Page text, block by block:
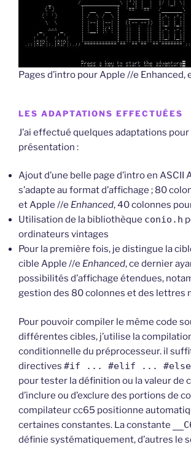
Pages d’intro pour Apple //e Enhanced,
LES ADAPTATIONS EFFECTUÉES
J’ai effectué quelques adaptations
présentation :
Ajout d’une belle page d’intro en ASCII
s’adapte au format d’affichage ; 80
et Apple //e Enhanced, 40 colonnes
Utilisation de la bibliothèque conio.h
ordinateurs vintages
Pour la première fois, je distingue la
cible Apple //e Enhanced, ce dernier
possibilités d’affichage étendues,
gestion des 80 colonnes et des lettres
Pour pouvoir compiler le même code
différentes cibles, j’utilise la
conditionnelle du préprocesseur. il
directives #if ... #elif ...
pour tester la définition ou la valeur de
d’inclure ou d’exclure des portions de
compilateur cc65 positionne
certaines constantes. La constante
définie systématiquement, d’autres le